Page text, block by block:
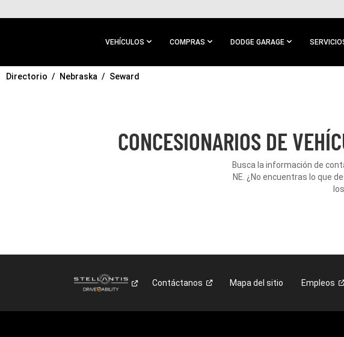
CONTENIDO
VEHÍCULOS COMPRAS DODGE GARAGE
IR A
Directorio Nebraska Seward
CONCESIONARIOS DE
Busca la información de
NE. ¿No encuentras lo que
Contáctanos Mapa del sitio Empleos